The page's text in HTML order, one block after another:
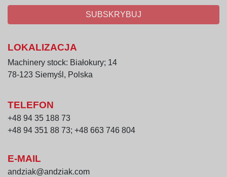
SUBSKRYBUJ
LOKALIZACJA
Machinery stock: Białokury; 14
78-123 Siemyśl, Polska
TELEFON
+48 94 35 188 73
+48 94 351 88 73; +48 663 746 804
E-MAIL
andziak@andziak.com